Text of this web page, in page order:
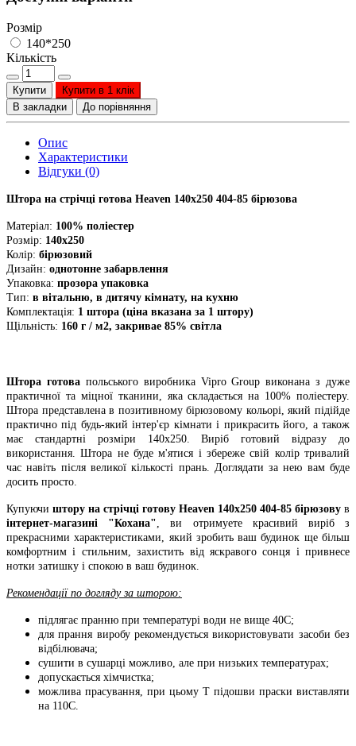
Розмір
140*250
Кількість
Купити
Купити в 1 клік
В закладки
До порівняння
Опис
Характеристики
Відгуки (0)
Штора на стрічці готова Heaven 140х250 404-85 бірюзова
Матеріал: 100% поліестер
Розмір: 140х250
Колір: бірюзовий
Дизайн: однотонне забарвлення
Упаковка: прозора упаковка
Тип: в вітальню, в дитячу кімнату, на кухню
Комплектація: 1 штора (ціна вказана за 1 штору)
Щільність: 160 г / м2, закривае 85% світла
Штора готовапольського виробника Vipro Group виконана з дуже
практичної та міцної тканини, яка складається на 100% поліестеру.
Штора представлена ​​в позитивному бірюзовому кольорі, який підійде
практично під будь-який інтер'єр кімнати і прикрасить його, а також
має стандартні розміри 140х250. Виріб готовий відразу до
використання. Штора не буде м'ятися і збереже свій колір тривалий
час навіть після великої кількості прань. Доглядати за нею вам буде
досить просто.
Купуючи штору на стрічці готову Heaven 140х250 404-85 бірюзову в
інтернет-магазині "Кохана" , ви отримуете красивий виріб з
прекрасними характеристиками, який зробить ваш будинок ще більш
комфортним і стильним, захистить від яскравого сонця і привнесе
нотки затишку і спокою в ваш будинок.
Рекомендації по догляду за шторою:
підлягає пранню при температурі води не вище 40С;
для прання виробу рекомендується використовувати засоби без
відбілювача;
сушити в сушарці можливо, але при низьких температурах;
допускається хімчистка;
можлива прасування, при цьому Т підошви праски виставляти
на 110С.